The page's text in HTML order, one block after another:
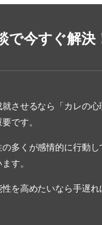
で今すぐ解決
させるなら「カレの
です。
多くが感情的に行動
す。
を高めたいなら手遅